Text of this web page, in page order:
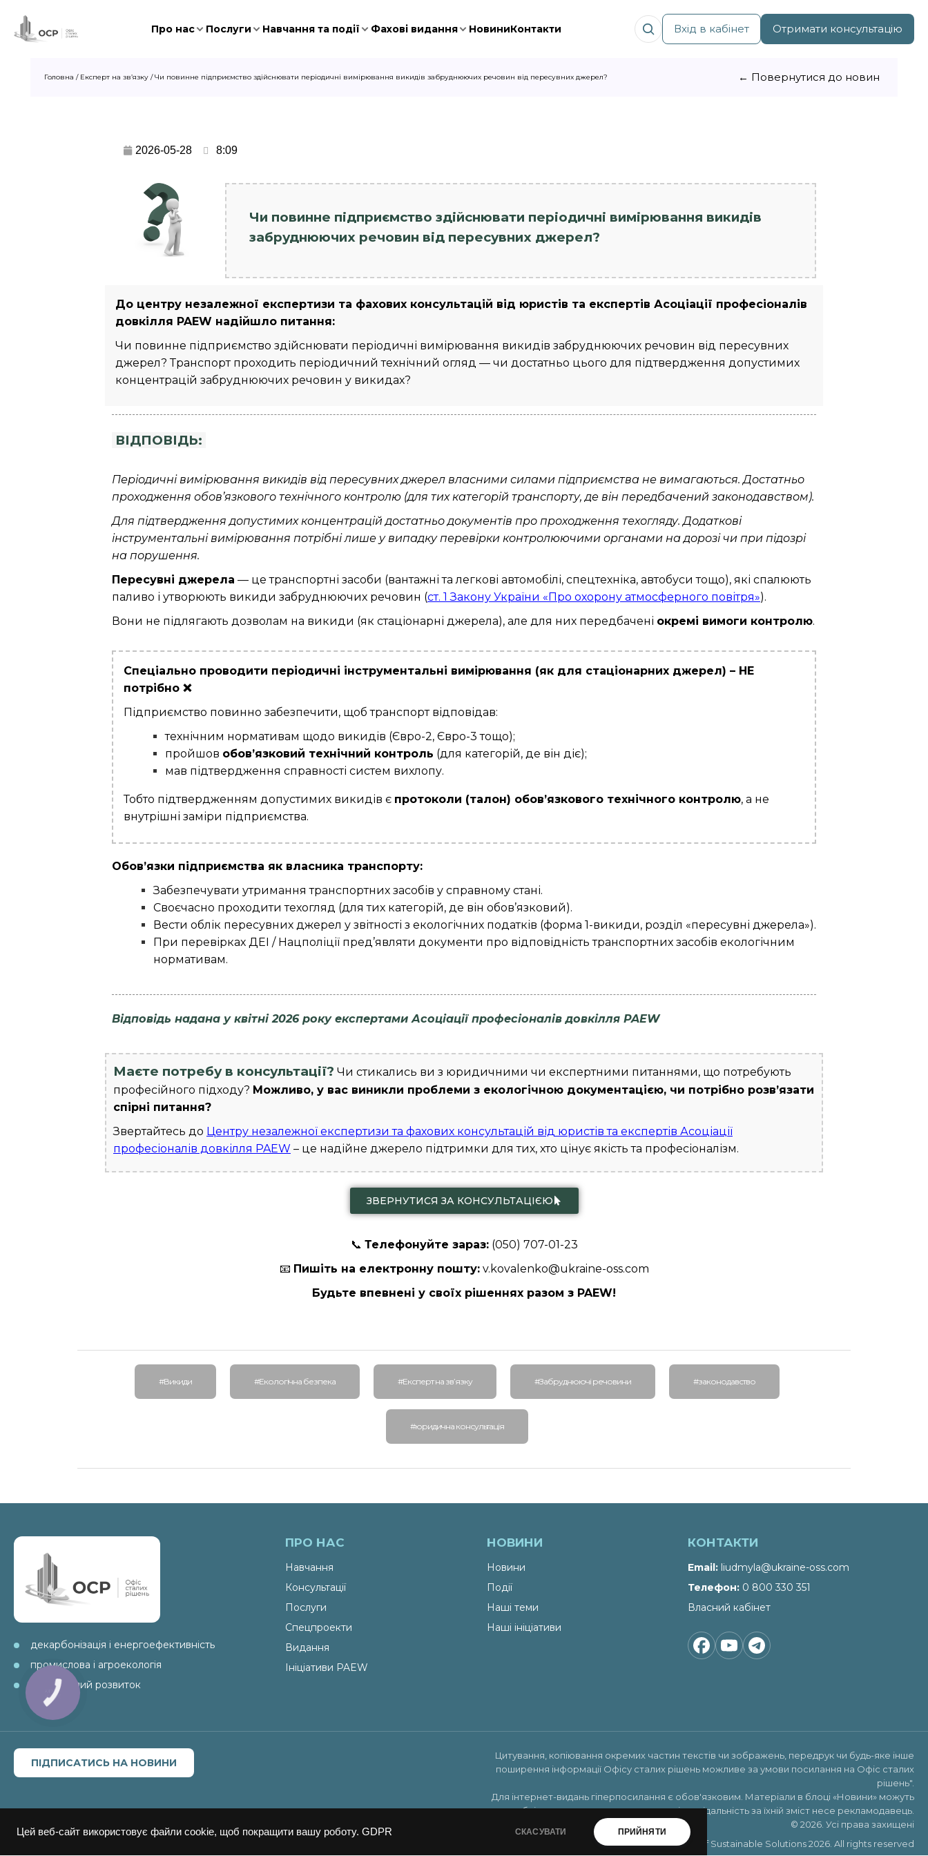
Цей веб-сайт використовує файли cookie, щоб покращити вашу роботу. GDPR СКАСУВАТИ ПРИЙНЯТИ
Про нас Послуги Навчання та події Фахові видання НовиниКонтакти Вхід в кабінет Отримати консультацію
Головна / Експерт на зв’язку /Чи повинне підприємство здійснювати періодичні вимірювання викидів забруднюючих речовин від пересувних джерел? ← Повернутися до новин
2026-05-28 8:09
Чи повинне підприємство здійснювати періодичні вимірювання викидів
забруднюючих речовин від пересувних джерел?
До центру незалежної експертизи та фахових консультацій від юристів та експертів Асоціації професіоналів
довкілля PAEW надійшло питання:
Чи повинне підприємство здійснювати періодичні вимірювання викидів забруднюючих речовин від пересувних
джерел? Транспорт проходить періодичний технічний огляд — чи достатньо цього для підтвердження допустимих
концентрацій забруднюючих речовин у викидах?
ВІДПОВІДЬ:
Періодичні вимірювання викидів від пересувних джерел власними силами підприємства не вимагаються. Достатньо
проходження обов’язкового технічного контролю (для тих категорій транспорту, де він передбачений законодавством).
Для підтвердження допустимих концентрацій достатньо документів про проходження техогляду. Додаткові
інструментальні вимірювання потрібні лише у випадку перевірки контролюючими органами на дорозі чи при підозрі
на порушення.
Пересувні джерела — це транспортні засоби (вантажні та легкові автомобілі, спецтехніка, автобуси тощо), які спалюють
паливо і утворюють викиди забруднюючих речовин (ст. 1 Закону України «Про охорону атмосферного повітря»).
Вони не підлягають дозволам на викиди (як стаціонарні джерела), але для них передбачені окремі вимоги контролю.
Спеціально проводити періодичні інструментальні вимірювання (як для стаціонарних джерел) – НЕ
потрібно ❌
Підприємство повинно забезпечити, щоб транспорт відповідав:
технічним нормативам щодо викидів (Євро-2, Євро-3 тощо);
пройшов обов’язковий технічний контроль (для категорій, де він діє);
мав підтвердження справності систем вихлопу.
Тобто підтвердженням допустимих викидів є протоколи (талон) обов’язкового технічного контролю, а не
внутрішні заміри підприємства.
Обов’язки підприємства як власника транспорту:
Забезпечувати утримання транспортних засобів у справному стані.
Своєчасно проходити техогляд (для тих категорій, де він обов’язковий).
Вести облік пересувних джерел у звітності з екологічних податків (форма 1-викиди, розділ «пересувні джерела»).
При перевірках ДЕІ / Нацполіції пред’являти документи про відповідність транспортних засобів екологічним
нормативам.
Відповідь надана у квітні 2026 року експертами Асоціації професіоналів довкілля PAEW
Маєте потребу в консультації? Чи стикались ви з юридичними чи експертними питаннями, що потребують
професійного підходу? Можливо, у вас виникли проблеми з екологічною документацією, чи потрібно розв’язати
спірні питання?
Звертайтесь до Центру незалежної експертизи та фахових консультацій від юристів та експертів Асоціації
професіоналів довкілля PAEW – це надійне джерело підтримки для тих, хто цінує якість та професіоналізм.
ЗВЕРНУТИСЯ ЗА КОНСУЛЬТАЦІЄЮ
📞 Телефонуйте зараз:(050) 707-01-23
📧 Пишіть на електронну пошту:v.kovalenko@ukraine-oss.com
Будьте впевнені у своїх рішеннях разом з PAEW!
#Викиди #Екологічна безпека #Експерт на зв’язку #Забруднюючі речовини #законодавство
#юридична консультація
декарбонізація і енергоефективність
промислова і агроекологія
ESG і сталий розвиток
ПРО НАС
Навчання
Консультації
Послуги
Спецпроекти
Видання
Ініціативи PAEW
НОВИНИ
Новини
Події
Наші теми
Наші ініціативи
КОНТАКТИ
Email liudmyla@ukraine-oss.com
Телефон 0 800 330 351
Власний кабінет
ПІДПИСАТИСЬ НА НОВИНИ
Цитування, копіювання окремих частин текстів чи зображень, передрук чи будь-яке інше
поширення інформації Офісу сталих рішень можливе за умови посилання на Офіс сталих
рішень"
Для інтернет-видань гіперпосилання є обов'язковим. Матеріали в блоці «Новини» можуть
публікуватись на правах реклами, відповідальність за їхній зміст несе рекламодавець.
© 2026. Усі права захищені
Copyright ©Office of Sustainable Solutions 2026. All rights reserved
КНОПКА
ЗВ'ЯЗКУ